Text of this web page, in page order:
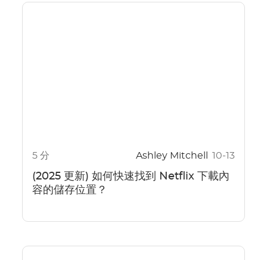
5 分 Ashley Mitchell 10-13
(2025 更新) 如何快速找到 Netflix 下載內
容的儲存位置？